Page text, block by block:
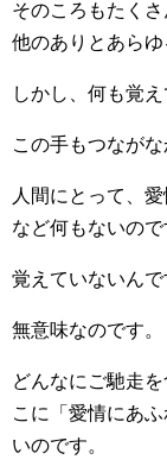
そのころもたく
他のありとあらゆ
しかし、何も覚
この手もつなが
人間にとって、
など何もないので
覚えていないんで
無意味なのです。
どんなにご馳走
こに「愛情にあ
いのです。